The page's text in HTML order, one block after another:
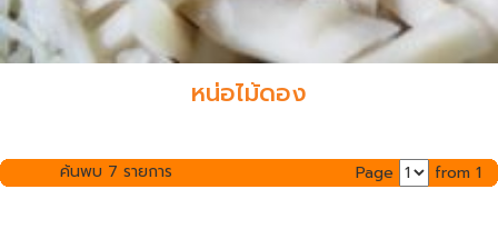
หน่อไม้ดอง
ค้นพบ 7 รายการ Page from 1